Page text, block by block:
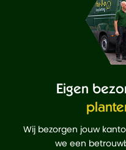
Eigen
Wij bezorgen jouw
we een